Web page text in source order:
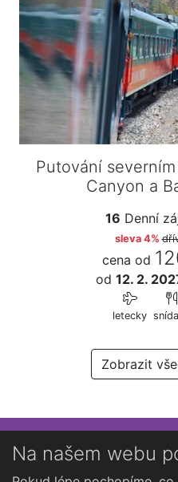
Putování
Canyon a
16 Denní
sleva 4%
cena od
od 12. 2.
letecky
Zobrazit
Přihlaste se k
Chcete dostávat občasné
Na našem webu